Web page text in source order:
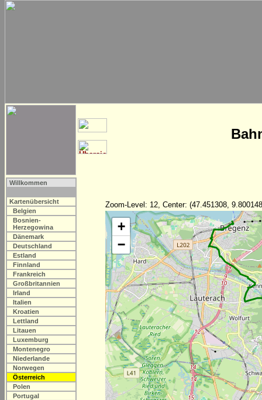
Willkommen
Kartenübersicht
Belgien
Bosnien-
Herzegowina
Dänemark
Deutschland
Estland
Finnland
Frankreich
Großbritannien
Irland
Italien
Kroatien
Lettland
Litauen
Luxemburg
Montenegro
Niederlande
Norwegen
Österreich
Polen
Portugal
Zoom-Level: 12, Center: (47.451308,
+
−